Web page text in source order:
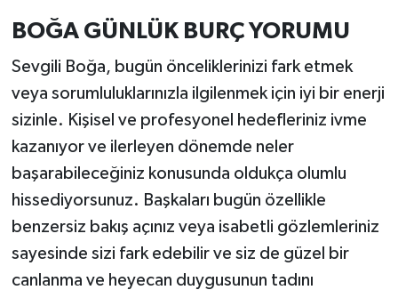
BOĞA GÜNLÜK BURÇ YORUMU
Sevgili Boğa, bugün önceliklerinizi fark etmek
veya sorumluluklarınızla ilgilenmek için iyi bir enerji
sizinle. Kişisel ve profesyonel hedefleriniz ivme
kazanıyor ve ilerleyen dönemde neler
başarabileceğiniz konusunda oldukça olumlu
hissediyorsunuz. Başkaları bugün özellikle
benzersiz bakış açınız veya isabetli gözlemleriniz
sayesinde sizi fark edebilir ve siz de güzel bir
canlanma ve heyecan duygusunun tadını